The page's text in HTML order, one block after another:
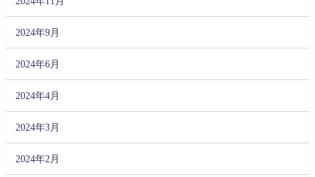
2024年9月
2024年6月
2024年4月
2024年3月
2024年2月